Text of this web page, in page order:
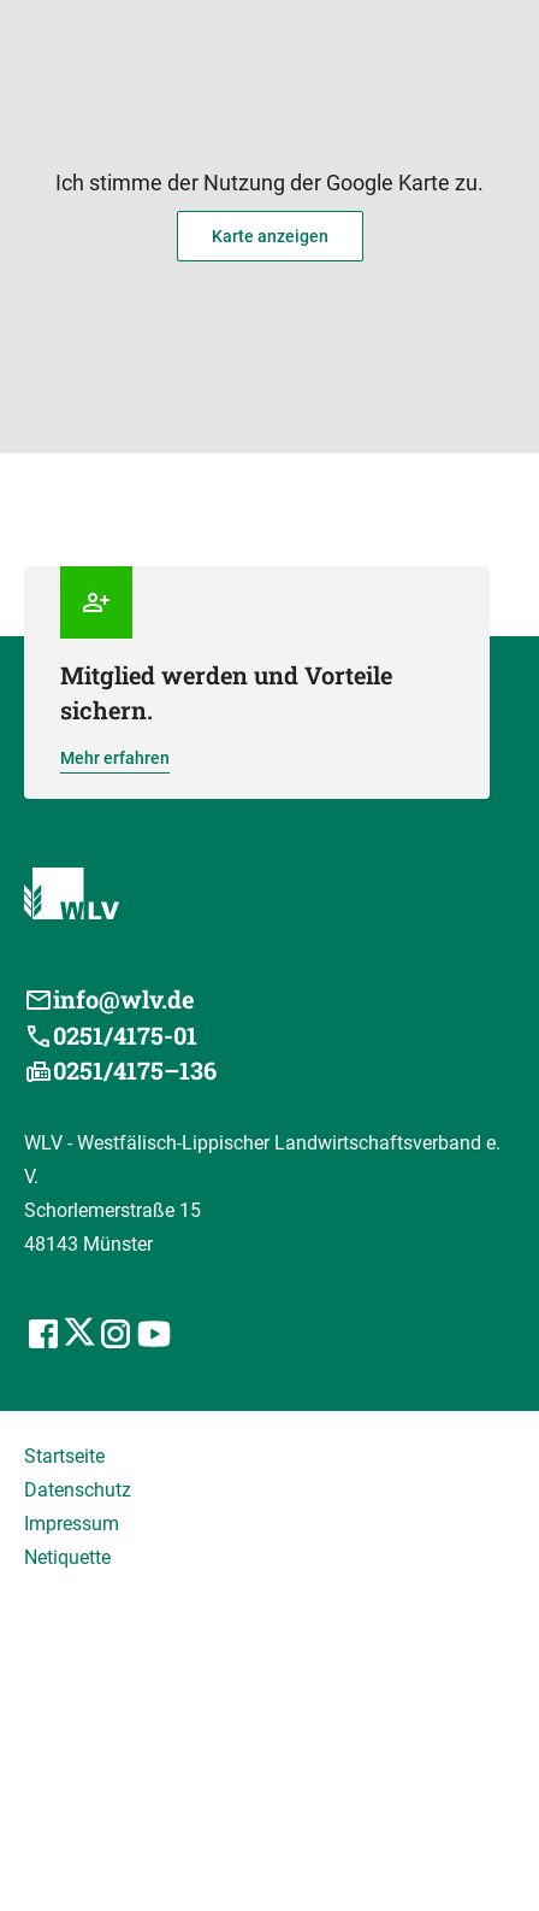
Ich stimme der Nutzung der Google Karte zu.
Karte anzeigen
Mitglied werden und Vorteile
sichern.
Mehr erfahren
info@wlv.de
0251/4175-01
0251/4175–136
WLV - Westfälisch-Lippischer Landwirtschaftsverband e.
V.
Schorlemerstraße 15
48143 Münster
Startseite
Datenschutz
Impressum
Netiquette